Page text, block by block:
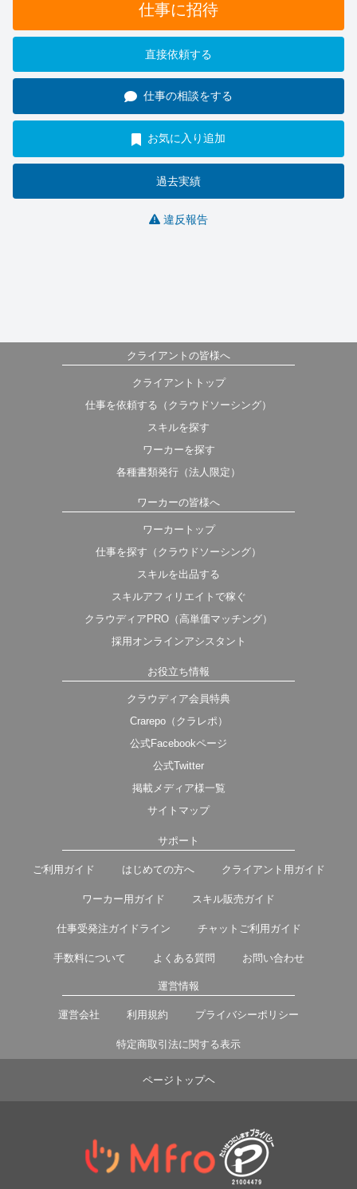
仕事に招待
直接依頼する
仕事の相談をする
お気に入り追加
過去実績
違反報告
クライアントの皆様へ
クライアントトップ
仕事を依頼する（クラウドソーシング）
スキルを探す
ワーカーを探す
各種書類発行（法人限定）
ワーカーの皆様へ
ワーカートップ
仕事を探す（クラウドソーシング）
スキルを出品する
スキルアフィリエイトで稼ぐ
クラウディアPRO（高単価マッチング）
採用オンラインアシスタント
お役立ち情報
クラウディア会員特典
Crarepo（クラレポ）
公式Facebookページ
公式Twitter
掲載メディア様一覧
サイトマップ
サポート
ご利用ガイド はじめての方へ クライアント用ガイド
ワーカー用ガイド スキル販売ガイド
仕事受発注ガイドライン チャットご利用ガイド
手数料について よくある質問 お問い合わせ
運営情報
運営会社 利用規約 プライバシーポリシー
特定商取引法に関する表示
ページトップヘ